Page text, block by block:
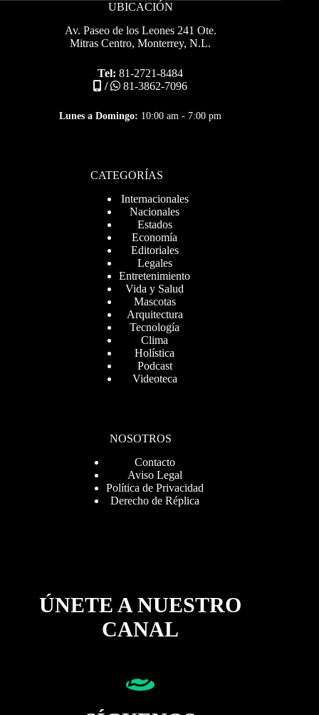
UBICACIÓN
Av. Paseo de los Leones 241 Ote.
Mitras Centro, Monterrey, N.L.
Tel: 81-2721-8484
/
81-3862-7096
Lunes a Domingo: 10:00 am - 7:00 pm
CATEGORÍAS
Internacionales
Nacionales
Estados
Economía
Editoriales
Legales
Entretenimiento
Vida y Salud
Mascotas
Arquitectura
Tecnología
Clima
Holística
Podcast
Videoteca
NOSOTROS
Contacto
Aviso Legal
Política de Privacidad
Derecho de Réplica
ÚNETE A NUESTRO
CANAL